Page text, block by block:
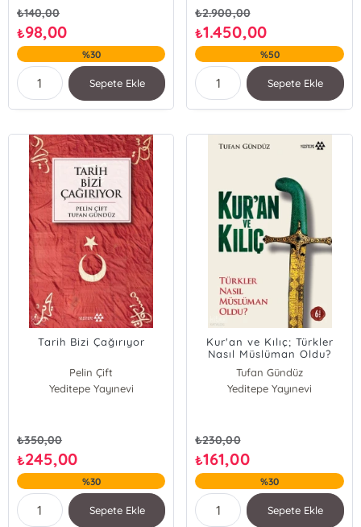
₺140,00
₺98,00
%30
Sepete Ekle
₺2.900,00
₺1.450,00
%50
Sepete Ekle
Tarih Bizi Çağırıyor
Pelin Çift
Tufan Gündüz
Yeditepe Yayınevi
₺350,00
₺245,00
%30
Sepete Ekle
Kur'an ve Kılıç; Türkler
Nasıl Müslüman Oldu?
Tufan Gündüz
Yeditepe Yayınevi
₺230,00
₺161,00
%30
Sepete Ekle